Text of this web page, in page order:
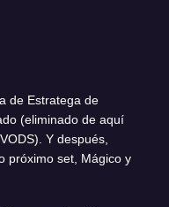
de Estratega de
(eliminado de aquí
Y después,
próximo set, Mágico y